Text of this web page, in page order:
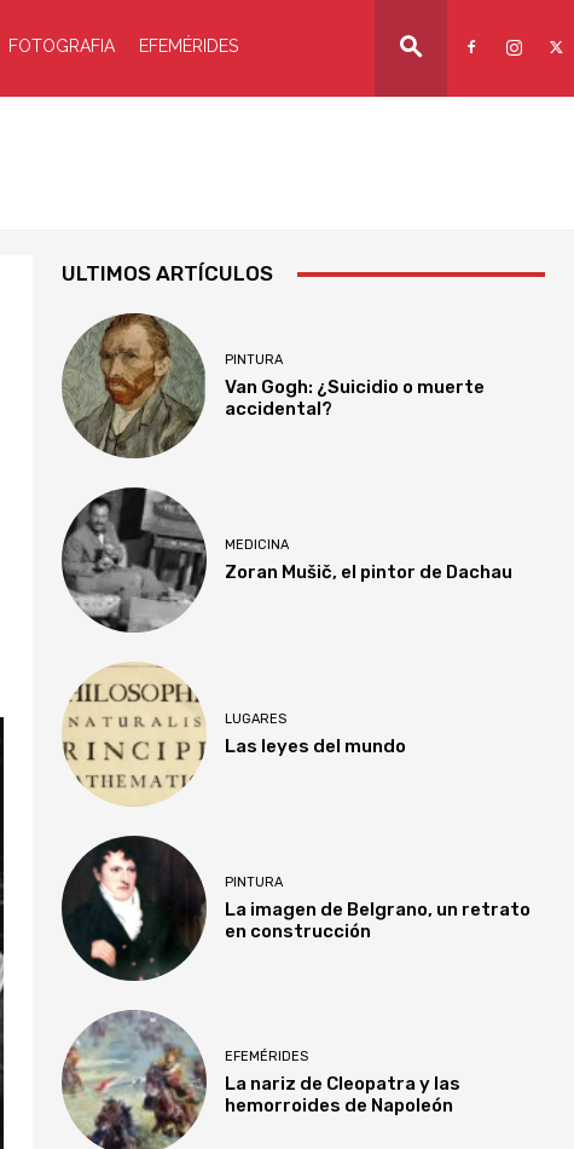
FOTOGRAFIA EFEMÉRIDES
ULTIMOS ARTÍCULOS
PINTURA
Van Gogh: ¿Suicidio o muerte
accidental?
MEDICINA
Zoran Mušič, el pintor de Dachau
LUGARES
Las leyes del mundo
PINTURA
La imagen de Belgrano, un retrato
en construcción
EFEMÉRIDES
La nariz de Cleopatra y las
hemorroides de Napoleón